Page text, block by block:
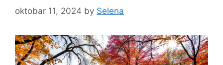
oktobar 11, 2024 by Selena